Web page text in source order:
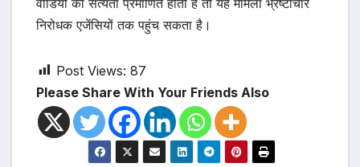
निरोधक एजेंसियों तक पहुंच सकता है।
Post Views: 87
Please Share With Your Friends Also